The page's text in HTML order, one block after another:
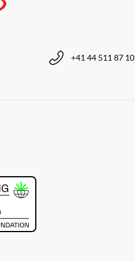
+41 44 511 87 10